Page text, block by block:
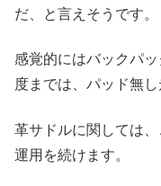
だ、と言えそうです。
感覚的にはバックパ
度までは、パッド無
革サドルに関しては
運用を続けます。